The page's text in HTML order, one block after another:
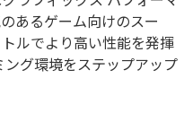
あるゲーム向けのスー
ルでより高い性能を発揮
ング環境をステップアップ